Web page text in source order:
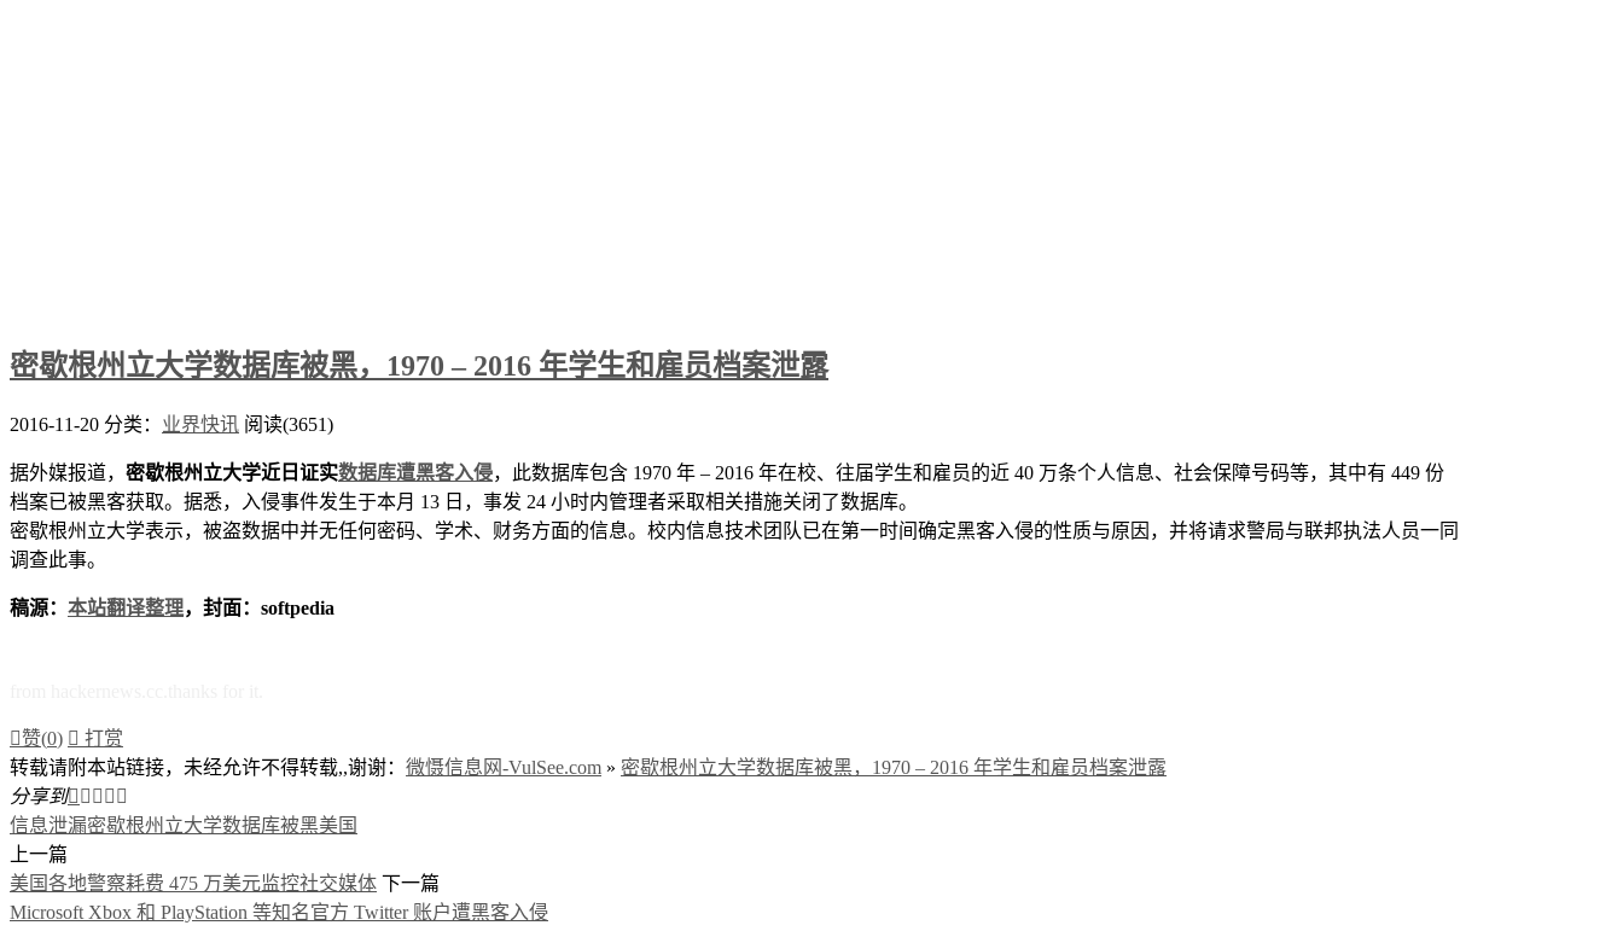
密歇根州立大学数据库被黑，1970 – 2016 年学生和雇员档案泄露
2016-11-20 分类： 业界快讯 阅读(3651)
据外媒报道， 密歇根州立大学近日证实数据库遭黑客入侵，此数据库包含 1970 年 – 2016 年在校、往届学生和雇员的近 40 万条个人信息、社会保障号码等，其中有 449 份
档案已被黑客获取。据悉，入侵事件发生于本月 13 日，事发 24 小时内管理者采取相关措施关闭了数据库。
密歇根州立大学表示，被盗数据中并无任何密码、学术、财务方面的信息。校内信息技术团队已在第一时间确定黑客入侵的性质与原因，并将请求警局与联邦执法人员一同
调查此事。
稿源： 本站翻译整理，封面：softpedia
赞(0)  打赏
转载请附本站链接，未经允许不得转载,,谢谢： 微慑信息网-VulSee.com » 密歇根州立大学数据库被黑，1970 – 2016 年学生和雇员档案泄露
分享到    
信息泄漏密歇根州立大学数据库被黑美国
上一篇
美国各地警察耗费 475 万美元监控社交媒体 下一篇
Microsoft Xbox 和 PlayStation 等知名官方 Twitter 账户遭黑客入侵